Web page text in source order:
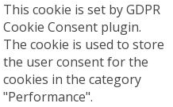
This cookie is set by GDPR
Cookie Consent plugin.
The cookie is used to store
the user consent for the
cookies in the category
"Performance".